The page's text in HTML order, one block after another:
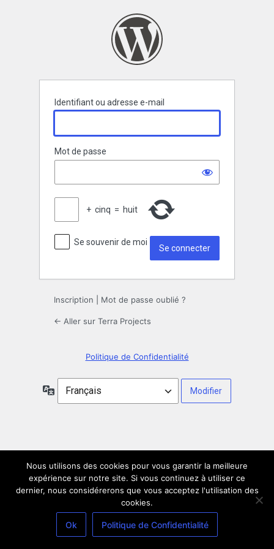
Identifiant ou adresse e-mail
Mot de passe
+ cinq = huit
Se souvenir de moi
Inscription Mot de passe oublié ?
← Aller sur Terra Projects
Politique de Confidentialité
Langue
Nous utilisons des cookies pour vous garantir la meilleure
expérience sur notre site. Si vous continuez à utiliser ce
dernier, nous considérerons que vous acceptez l'utilisation des
cookies.
Ok Politique de Confidentialité